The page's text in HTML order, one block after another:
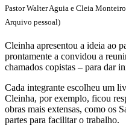
Pastor Walter Aguia e Cleia
Arquivo pessoal)
Cleinha apresentou a ideia ao
prontamente a convidou a
chamados copistas – para dar
Cada integrante escolheu um
Cleinha, por exemplo, ficou
obras mais extensas, como os
partes para facilitar o trabalho.